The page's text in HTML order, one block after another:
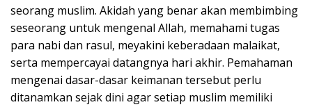
seorang muslim. Akidah yang benar akan membimbing
seseorang untuk mengenal Allah, memahami tugas
para nabi dan rasul, meyakini keberadaan malaikat,
serta mempercayai datangnya hari akhir. Pemahaman
mengenai dasar-dasar keimanan tersebut perlu
ditanamkan sejak dini agar setiap muslim memiliki